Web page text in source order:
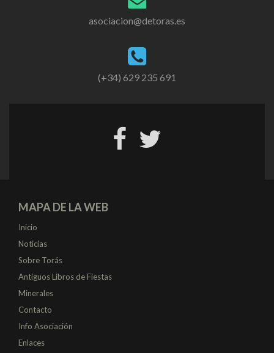
asociacion@detoras.es
(+34) 629 235 691
MAPA DE LA WEB
Inicio
Noticias
Sobre Torás
Antiguos Libros de Fiestas
Minerales
Contacto
Info Asociación
Enlaces